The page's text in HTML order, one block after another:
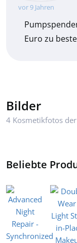
vor 9 Jahren
Euro zu
Bilder
4 Kosmetikfotos
Beliebte